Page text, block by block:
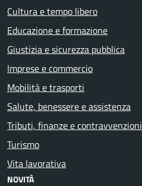
Cultura e tempo libero
Educazione e formazione
Giustizia e sicurezza pubblica
Imprese e commercio
Mobilità e trasporti
Salute, benessere e assistenza
Tributi, finanze e contravvenzioni
Turismo
Vita lavorativa
NOVITÀ